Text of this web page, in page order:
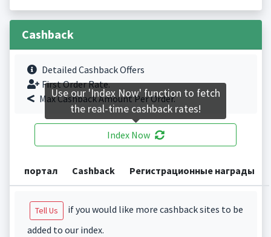
Cashback
Detailed Cashback Offers
First Order Rate.
Max Cashback Amount Per Order.
Index Now
портал Cashback Регистрационные награды
Tell Us
if you would like more cashback sites to be
added to our index.
Use our 'Index Now' function to fetch
the real-time cashback rates!